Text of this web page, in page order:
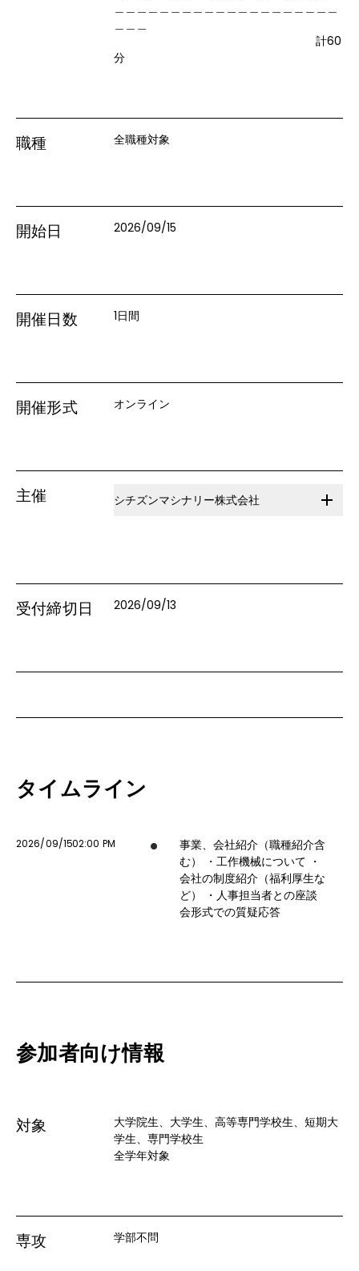
計60
分
職種 全職種対象
開始日 2026/09/15
開催日数 1日間
開催形式 オンライン
主催 シチズンマシナリー株式会社
受付締切日 2026/09/13
タイムライン
2026/09/1502:00 PM
事業、会社紹介（職種紹介含
む） ・工作機械について ・
会社の制度紹介（福利厚生な
ど） ・人事担当者との座談
会形式での質疑応答
参加者向け情報
対象
大学院生、大学生、高等専門学校生、短期大
学生、専門学校生
全学年対象
専攻 学部不問